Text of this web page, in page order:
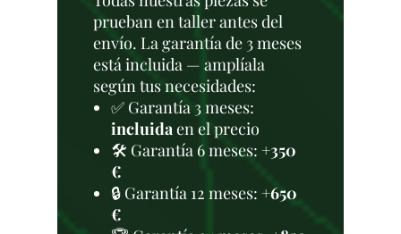
prueban en taller antes del
envío. La garantía de 3 meses
está incluida — amplíala
según tus necesidades:
✅ Garantía 3 meses:
incluidaen el precio
🛠️ Garantía 6 meses: +350
€
🔒 Garantía 12 meses: +650
€